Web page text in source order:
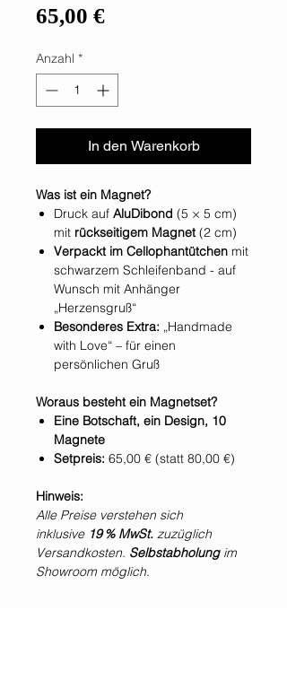
65,00 €Preis
Anzahl *
In den Warenkorb
Was ist ein Magnet?
Druck auf AluDibond (5 × 5 cm)
mit rückseitigem Magnet(2 cm)
Verpackt im Cellophantütchen mit
schwarzem Schleifenband - auf
Wunsch mit Anhänger
„Herzensgruß“
Besonderes Extra: „Handmade
with Love“ – für einen
persönlichen Gruß
Woraus besteht ein Magnetset?
Eine Botschaft, ein Design, 10
Magnete
Setpreis: 65,00 € (statt 80,00 €)
Hinweis:
Alle Preise verstehen sich
inklusive 19 % MwSt. zuzüglich
Versandkosten. Selbstabholungim
Showroom möglich.